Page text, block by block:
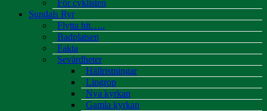
För cyklisten
Sundals Ryr
Flytta hit…..
Badplatsen
Fakta
Sevärdheter
Hällristningar
Lingrop
Nya kyrkan
Gamla kyrkan